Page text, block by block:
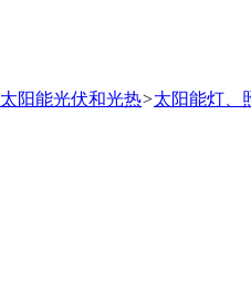
太阳能光伏和光热>太阳能灯、